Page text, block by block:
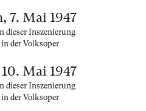
7. Mai 1947
dieser Inszenierung
der Volksoper
Mai 1947
dieser Inszenierung
der Volksoper